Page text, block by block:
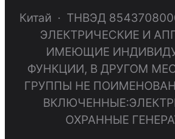
Китай · ТНВЭД
ЭЛЕКТРИЧЕСКИЕ И
ИМЕЮЩИЕ
ФУНКЦИИ, В ДРУГОМ
ГРУППЫ НЕ
ОХРАННЫЕ